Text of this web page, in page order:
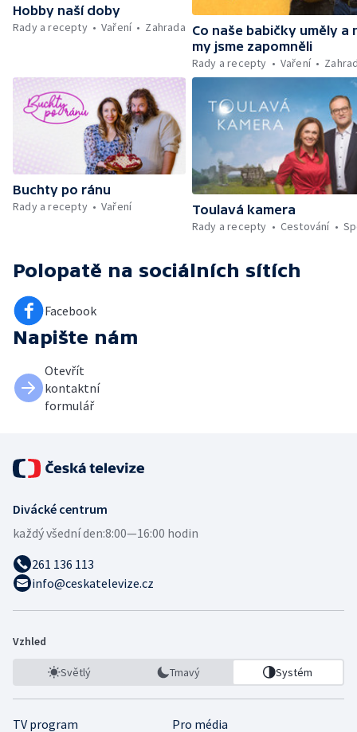
Hobby naší doby
Rady a recepty
Vaření Zahrada Co naše babičky uměly a
my jsme zapomněli
Rady a recepty
Vaření
Buchty po ránu
Rady a recepty
Vaření
Toulavá kamera
Rady a recepty
Cestování
Polopatě na sociálních sítích
Facebook
Napište nám
Otevřít
kontaktní
formulář
Divácké centrum
každý všední den:8:00—16:00 hodin
261 136 113
info@ceskatelevize.cz
Vzhled
Světlý Tmavý Systém
TV program
Pro média